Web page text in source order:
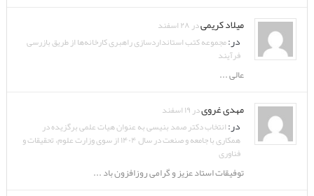
میلاد کریمیدر ۲۸ اسفند
در:مجموعه کتب استانداردسازی راهبری کارخانه‌ها از طریق بازرسی
فرآیند
عالی ...
مهدی غرویدر ۱۹ اسفند
در:انتخاب دکتر صمد بنیسی به عنوان هیات علمی برگزیده در
همکاری با جامعه و صنعت در سال ۱۴۰۴ از سوی وزارت علوم، تحقیقات و
فناوری
توفیقات استاد عزیز و گرامی روزافزون باد ...